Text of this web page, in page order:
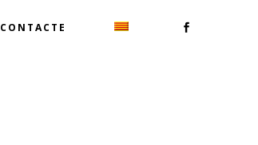
CONTACTE